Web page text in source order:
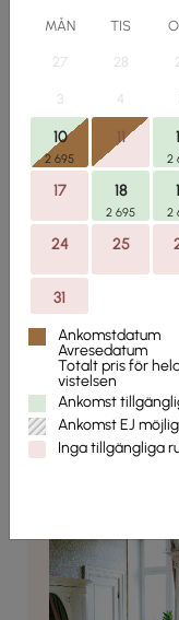
MÅN TIS
27 28
3 4
10
2 695
11
2
17 18
2 695 2
24 25
31
Ankomstdatum
Avresedatum
Totalt pris för
vistelsen
Ankomst
Ankomst EJ
Inga tillgängliga
Rummet är
den vackra